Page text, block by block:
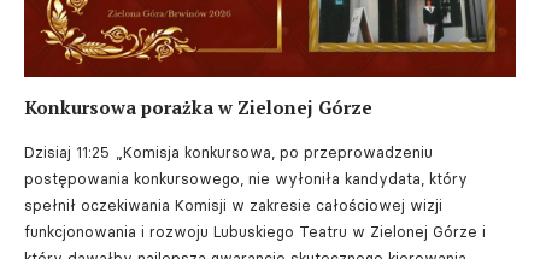
Konkursowa porażka w Zielonej Górze
Dzisiaj 11:25 „Komisja konkursowa, po przeprowadzeniu
postępowania konkursowego, nie wyłoniła kandydata, który
spełnił oczekiwania Komisji w zakresie całościowej wizji
funkcjonowania i rozwoju Lubuskiego Teatru w Zielonej Górze i